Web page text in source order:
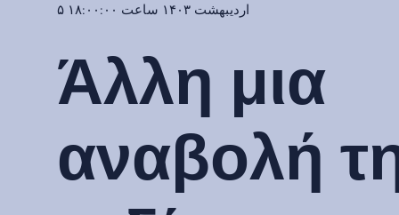
۵ اردیبهشت ۱۴۰۳ ساعت ۱۸:۰۰:۰۰
Άλλη μια
αναβολή